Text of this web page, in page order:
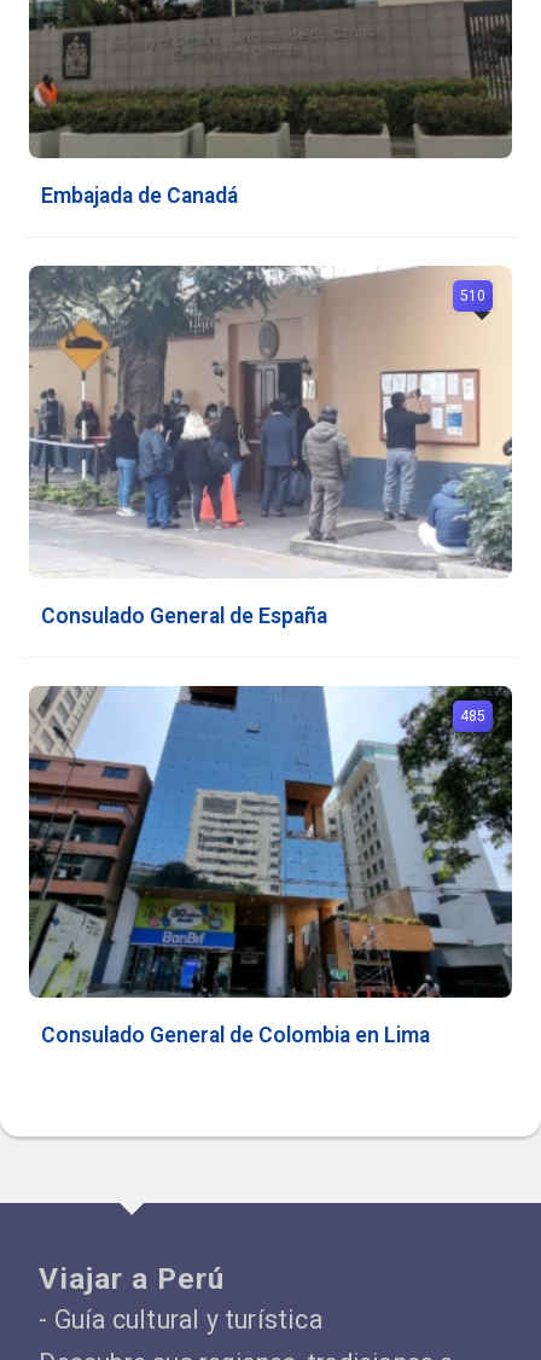
Embajada de Canadá
Consulado General de España
510
Consulado General de Colombia en Lima
485
Viajar a Perú
- Guía cultural y turística